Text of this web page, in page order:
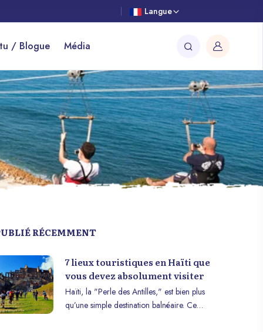
Langue
/ Blogue Média
RÉCEMMENT
7 lieux touristiques en Haïti que
vous devez absolument visiter
Haïti, la "Perle des Antilles," est bien plus
qu’une simple destination balnéaire. Ce